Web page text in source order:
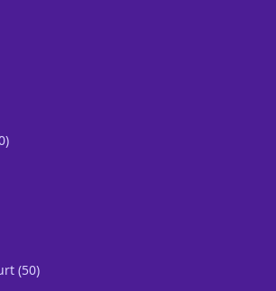
(50)